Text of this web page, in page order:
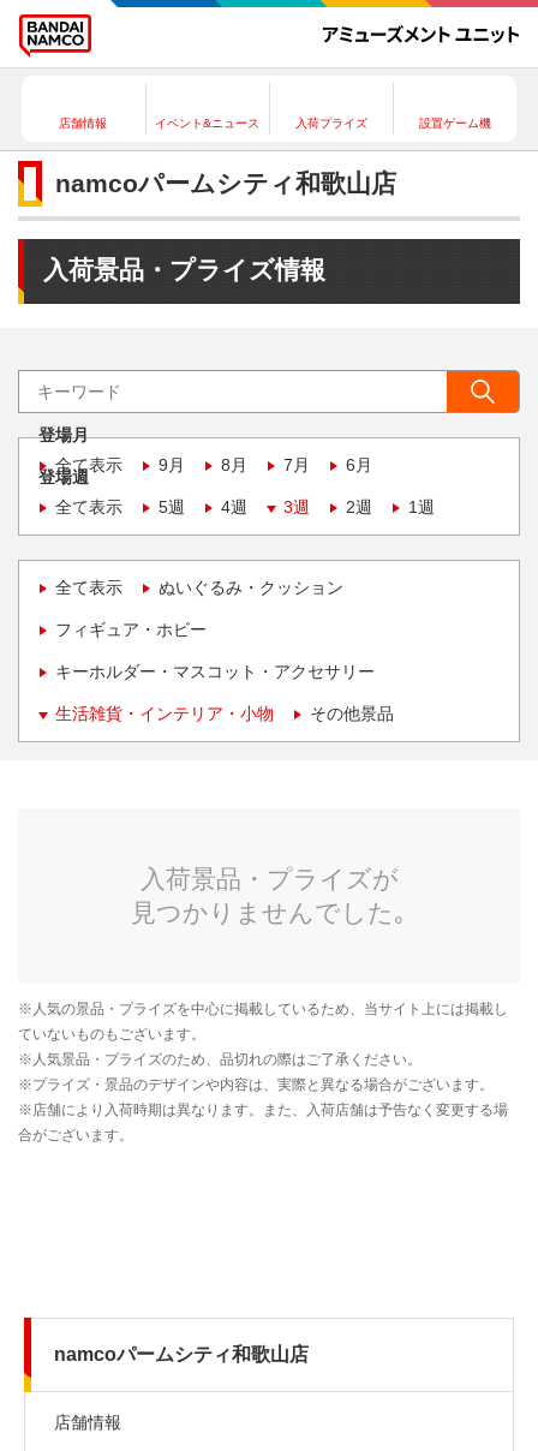
店舗情報 イベント&ニュース 入荷プライズ 設置ゲーム機
namcoパームシティ和歌山店
入荷景品・プライズ情報
登場月
全て表示
9月 8月 7月 6月
登場週
全て表示
5週 4週 3週 2週 1週
全て表示 ぬいぐるみ・クッション
フィギュア・ホビー
キーホルダー・マスコット・アクセサリー
生活雑貨・インテリア・小物 その他景品
namcoパームシティ和歌山店
店舗情報